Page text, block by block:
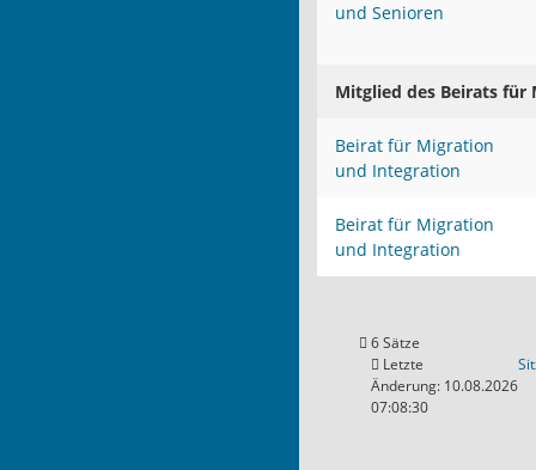
und Senioren
Mitglied des Beirats
Beirat für Migration
und Integration
Beirat für Migration
und Integration
6 Sätze
Letzte
Änderung: 10.08.2026
07:08:30